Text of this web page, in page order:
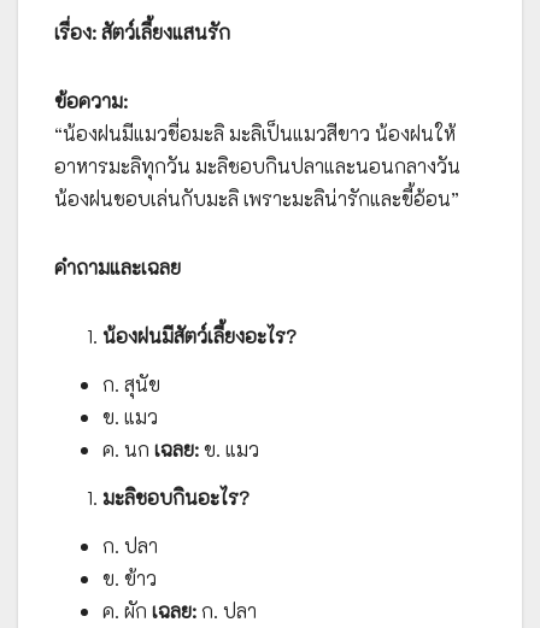
เรื่อง: สัตว์เลี้ยงแสนรัก
ข้อความ:
“น้องฝนมีแมวชื่อมะลิ มะลิเป็นแมวสีขาว น้องฝนให้
อาหารมะลิทุกวัน มะลิชอบกินปลาและนอนกลางวัน
น้องฝนชอบเล่นกับมะลิ เพราะมะลิน่ารักและขี้อ้อน”
คำถามและเฉลย
น้องฝนมีสัตว์เลี้ยงอะไร?
ก. สุนัข
ข. แมว
ค. นก เฉลย:ข. แมว
มะลิชอบกินอะไร?
ก. ปลา
ข. ข้าว
ค. ผัก เฉลย: ก. ปลา